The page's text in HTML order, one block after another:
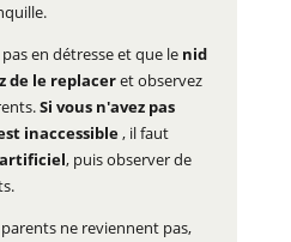
en détresse et que le nid
de le replaceret observez
Si vous n'avez pas
inaccessible, il faut
, puis observer de
parents ne reviennent pas,